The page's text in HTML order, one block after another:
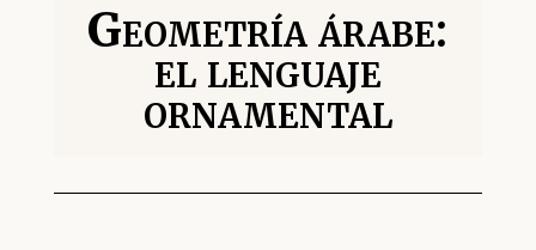
Geometría árabe:
el lenguaje
ornamental